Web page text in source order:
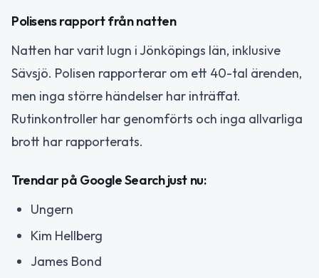
Polisens rapport från natten
Natten har varit lugn i Jönköpings län, inklusive
Sävsjö. Polisen rapporterar om ett 40-tal ärenden,
men inga större händelser har inträffat.
Rutinkontroller har genomförts och inga allvarliga
brott har rapporterats.
Trendar på Google Search just nu:
Ungern
Kim Hellberg
James Bond